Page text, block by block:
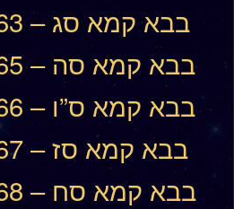
Bava Kamma 63 – בבא קמא סג
Bava Kamma 65 – בבא קמא סה
Bava Kamma 66 – בבא קמא ס”ו
Bava Kamma 67 – בבא קמא סז
Bava Kamma 68 – בבא קמא סח